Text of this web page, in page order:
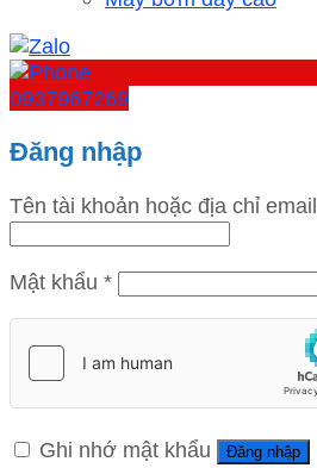
0937967269
Đăng nhập
Tên tài khoản hoặc địa chỉ email
Mật khẩu *
Ghi nhớ mật khẩu Đăng nhập